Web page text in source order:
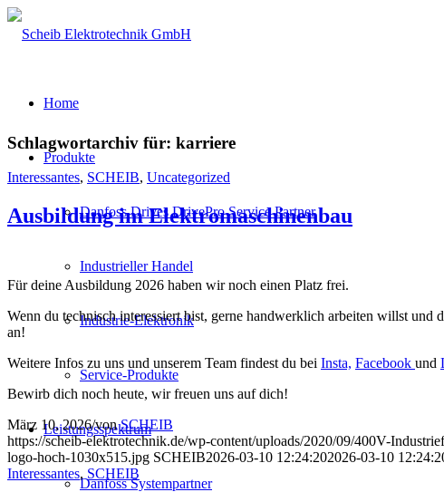
Home
Produkte
Danfoss Drives DrivePro Service Partner
Industrieller Handel
Industrie-Elektronik
Service-Produkte
Leistungsspektrum
Danfoss Systempartner
Schlagwortarchiv für: karriere
Interessantes, SCHEIB, Uncategorized
Ausbildung im Elektromaschinenbau
Für deine Ausbildung 2026 haben wir noch einen Platz frei.
Wenn du technisch interessiert bist, gerne handwerklich arbeiten willst und
an!
Weitere Infos zu uns und unserem Team findest du bei Insta, Facebook und
Bewirb dich noch heute, wir freuen uns auf dich!
März 10, 2026/vonSCHEIB
https://scheib-elektrotechnik.de/wp-content/uploads/2020/09/400V-
logo-hoch-1030x515.jpg SCHEIB2026-03-10 12:24:202026-03-10
Interessantes, SCHEIB